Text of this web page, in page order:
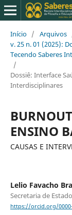
Início / Arquivos
v. 25 n. 01 (2025):
Tecendo Saberes
/
Dossiê: Interface
Interdisciplinares
ENSINO
CAUSAS E
Lelio Favacho
Secretaria de
https://orcid.org/0000-